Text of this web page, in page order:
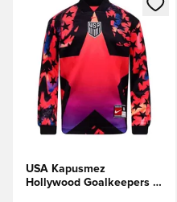
USA Kapusmez
Hollywood Goalkeepers -